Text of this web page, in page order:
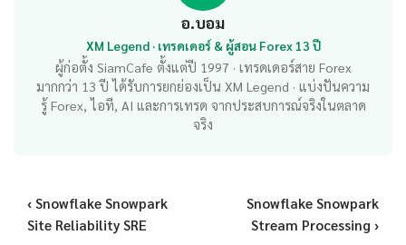
อ.บอม
XM Legend · เทรดเดอร์ & ผู้สอน Forex 13 ปี
ผู้ก่อตั้ง SiamCafe ตั้งแต่ปี 1997 · เทรดเดอร์สาย Forex
มากกว่า 13 ปี ได้รับการยกย่องเป็น XM Legend · แบ่งปันความ
รู้ Forex, ไอที, AI และการเทรด จากประสบการณ์จริงในตลาด
จริง
‹ Snowflake Snowpark
Site Reliability SRE
Snowflake Snowpark
Stream Processing ›